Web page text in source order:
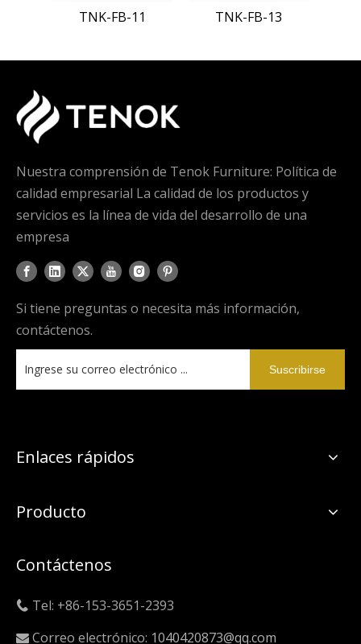
TNK-FB-11 TNK-FB-13
Nuestra comprensión de Tenok Furniture: Política de
calidad empresarial La calidad de los productos y
servicios es la línea de vida del desarrollo de una
empresa
Si tiene preguntas o necesita más información,
contáctenos.
Suscribirse
Enlaces rápidos
Producto
Contáctenos
 Tel: +86-153-3651-2393
 Correo electrónico: 1040420873@qq.com